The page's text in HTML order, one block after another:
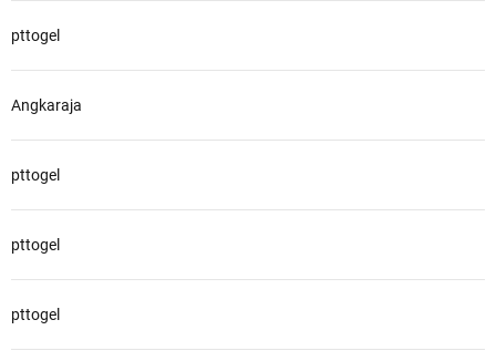
pttogel
Angkaraja
pttogel
pttogel
pttogel